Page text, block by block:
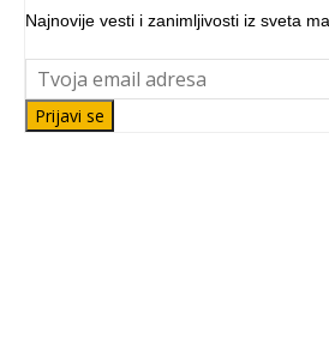
Najnovije vesti i zanimljivosti iz sveta
Prijavi se